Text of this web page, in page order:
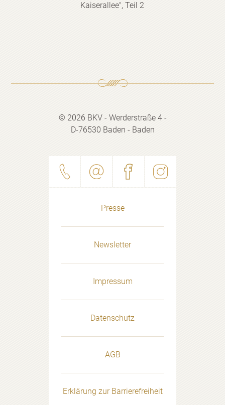
Kaiserallee", Teil 2
© 2026 BKV - Werderstraße 4 -
D-76530 Baden - Baden
Presse
Newsletter
Impressum
Datenschutz
AGB
Erklärung zur Barrierefreiheit